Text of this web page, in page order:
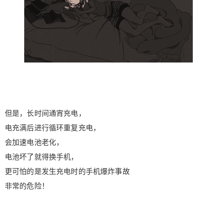
但是，长时间通宵充电，
电充满后进行循环重复充电，
会加速电池老化，
电池坏了就得换手机，
更可怕的是发生充电时的手机爆炸事故
非常的危险！
它呢？ 我们先看看市面上普通数据线的五大缺陷：
1. 不能自动断电，充满电后会对手机反复充，伤电
池。 2. 不能调节电流，边充边玩时，手机特别烫。
3. 不耐用，没用几次数据线接头就开裂。 4. 很容易
缠绕打结。 5.很容易硬化。 现在，一条USAMS数
命。 118根镀锡铜芯，充电提速40% 市面上的数据
线的芯的材质主要是 铁芯、铁芯镀铜、铜丝、镀锡
铜芯等， 其中属镀锡铜芯的材质更好， 这一材质的
优点是可大大提升设备的充电速度， 相比普通数据
线， USAMS数据线内含118根粗的镀锡铜芯， 充
电时提速40%左右， 满足了你紧急用电的需求。 自
动调节电流，快充不伤机 很多手机充电时会发生过